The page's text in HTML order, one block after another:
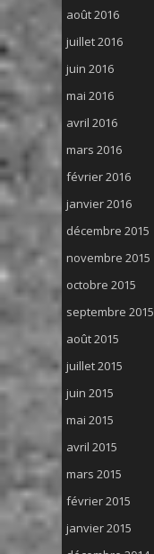
août 2016
juillet 2016
juin 2016
mai 2016
avril 2016
mars 2016
février 2016
janvier 2016
décembre 2015
novembre 2015
octobre 2015
septembre 2015
août 2015
juillet 2015
juin 2015
mai 2015
avril 2015
mars 2015
février 2015
janvier 2015